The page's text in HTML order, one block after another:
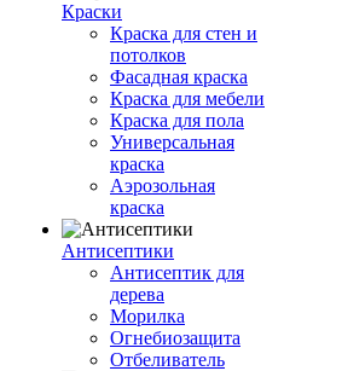
Краски
Краска для стен и
потолков
Фасадная краска
Краска для мебели
Краска для пола
Универсальная
краска
Аэрозольная
краска
Антисептики
Антисептик для
дерева
Морилка
Огнебиозащита
Отбеливатель